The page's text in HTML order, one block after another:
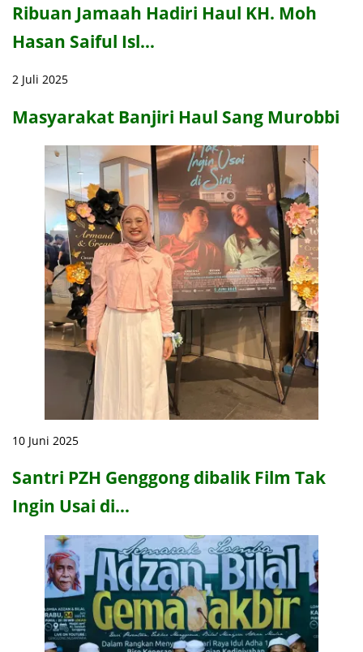
Ribuan Jamaah Hadiri Haul KH. Moh
Hasan Saiful Isl…
2 Juli 2025
Masyarakat Banjiri Haul Sang Murobbi
10 Juni 2025
Santri PZH Genggong dibalik Film Tak
Ingin Usai di…